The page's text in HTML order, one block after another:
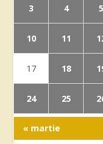
3 4 5
10 11
17 18
24 25
« martie